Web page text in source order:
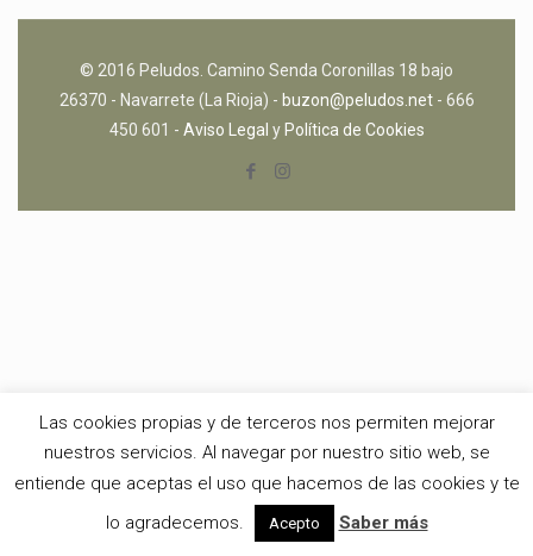
© 2016 Peludos. Camino Senda Coronillas 18 bajo
26370 - Navarrete (La Rioja) - buzon@peludos.net- 666
450 601 - Aviso Legal y Política de Cookies
Las cookies propias y de terceros nos permiten mejorar
nuestros servicios. Al navegar por nuestro sitio web, se
entiende que aceptas el uso que hacemos de las cookies y te
lo agradecemos.
Acepto Saber más